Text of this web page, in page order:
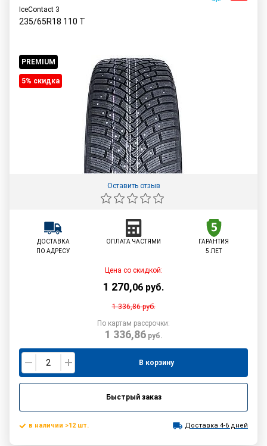
IceContact 3
235/65R18 110 T
PREMIUM
5% cкидка
Оставить отзыв
ДОСТАВКА
ПО АДРЕСУ
ОПЛАТА ЧАСТЯМИ
ГАРАНТИЯ
5 ЛЕТ
Цена со скидкой:
1 270,06 руб.
1 336,86руб.
По картам рассрочки:
1 336,86руб.
В корзину
Быстрый заказ
в наличии >12 шт. Доставка 4-6 дней